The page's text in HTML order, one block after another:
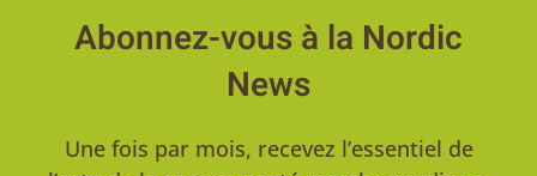
Abonnez-vous à la Nordic
News
Une fois par mois, recevez l’essentiel de